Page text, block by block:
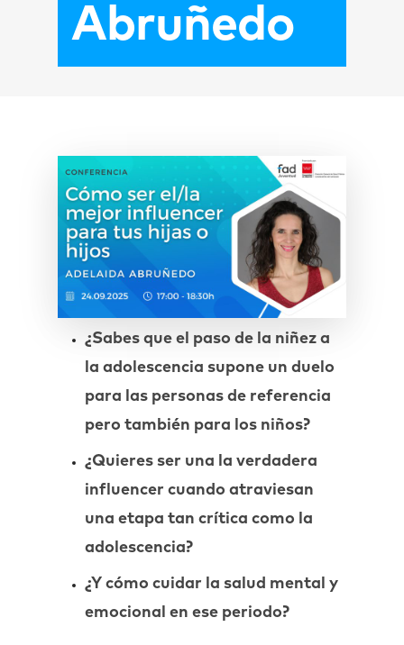
Abruñedo
¿Sabes que el paso de la niñez a
la adolescencia supone un duelo
para las personas de referencia
pero también para los niños?
¿Quieres ser una la verdadera
influencer cuando atraviesan
una etapa tan crítica como la
adolescencia?
¿Y cómo cuidar la salud mental y
emocional en ese periodo?